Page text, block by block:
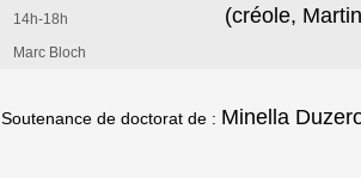
(créole,
14h-18h
Marc Bloch
Soutenance de doctorat de : Minella